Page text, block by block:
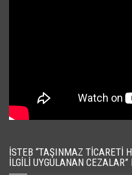
İSTEB “TAŞINMAZ TICARETI
İLGILI UYGULANAN